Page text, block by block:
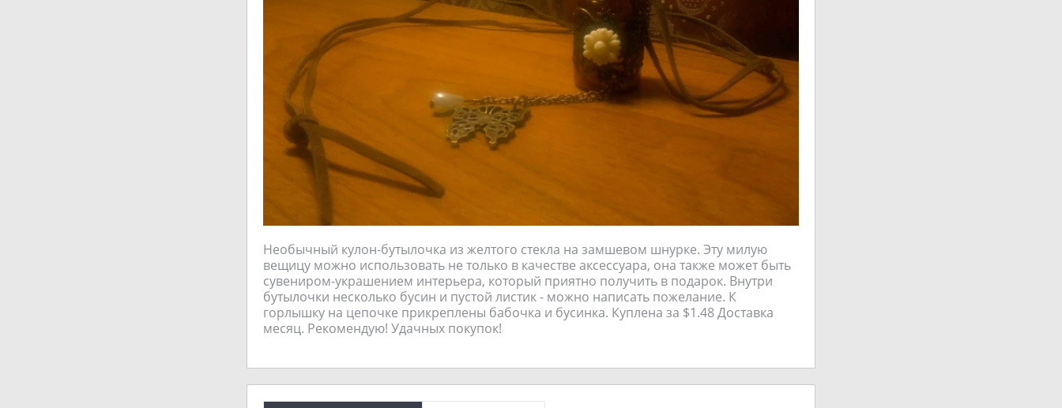
Необычный кулон-бутылочка из желтого стекла на замшевом шнурке. Эту милую
вещицу можно использовать не только в качестве аксессуара, она также может быть
сувениром-украшением интерьера, который приятно получить в подарок. Внутри
бутылочки несколько бусин и пустой листик - можно написать пожелание. К
горлышку на цепочке прикреплены бабочка и бусинка. Куплена за $1.48 Доставка
месяц. Рекомендую! Удачных покупок!